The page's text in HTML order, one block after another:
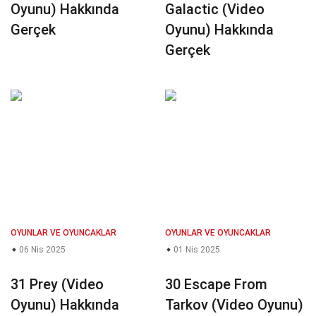
Oyunu) Hakkında
Gerçek
Galactic (Video
Oyunu) Hakkında
Gerçek
OYUNLAR VE OYUNCAKLAR
06 Nis 2025
31 Prey (Video
Oyunu) Hakkında
OYUNLAR VE OYUNCAKLAR
01 Nis 2025
30 Escape From
Tarkov (Video Oyunu)